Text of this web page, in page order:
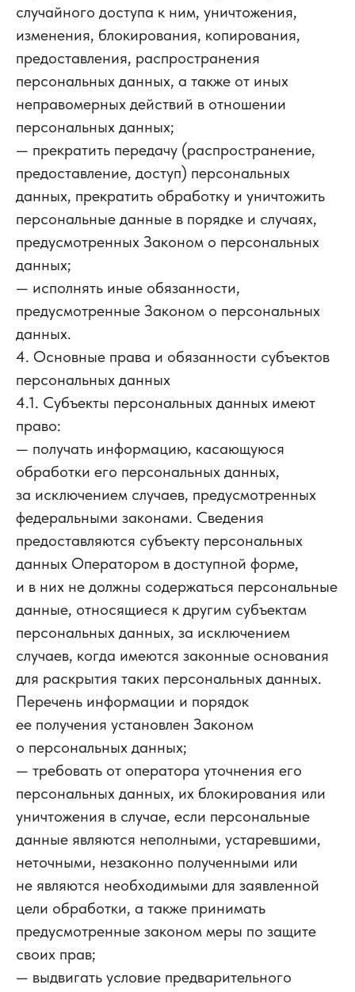
случайного доступа к ним, уничтожения,
изменения, блокирования, копирования,
предоставления, распространения
персональных данных, а также от иных
неправомерных действий в отношении
персональных данных;
— прекратить передачу (распространение,
предоставление, доступ) персональных
данных, прекратить обработку и уничтожить
персональные данные в порядке и случаях,
предусмотренных Законом о персональных
данных;
— исполнять иные обязанности,
предусмотренные Законом о персональных
данных.
4. Основные права и обязанности субъектов
персональных данных
4.1. Субъекты персональных данных имеют
право:
— получать информацию, касающуюся
обработки его персональных данных,
за исключением случаев, предусмотренных
федеральными законами. Сведения
предоставляются субъекту персональных
данных Оператором в доступной форме,
и в них не должны содержаться персональные
данные, относящиеся к другим субъектам
персональных данных, за исключением
случаев, когда имеются законные основания
для раскрытия таких персональных данных.
Перечень информации и порядок
ее получения установлен Законом
о персональных данных;
— требовать от оператора уточнения его
персональных данных, их блокирования или
уничтожения в случае, если персональные
данные являются неполными, устаревшими,
неточными, незаконно полученными или
не являются необходимыми для заявленной
цели обработки, а также принимать
предусмотренные законом меры по защите
своих прав;
— выдвигать условие предварительного